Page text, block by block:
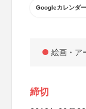
Googleカレンダ
絵画・ア
締切